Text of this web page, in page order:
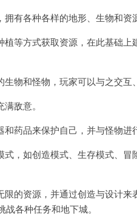
有各种各样的地形、生物和资源
等方式获取资源，在此基础上
物和怪物，玩家可以与之交互
敌意。
药品来保护自己，并与怪物进
，如创造模式、生存模式、冒
的资源，并通过创造与设计来
各种任务和地下城。